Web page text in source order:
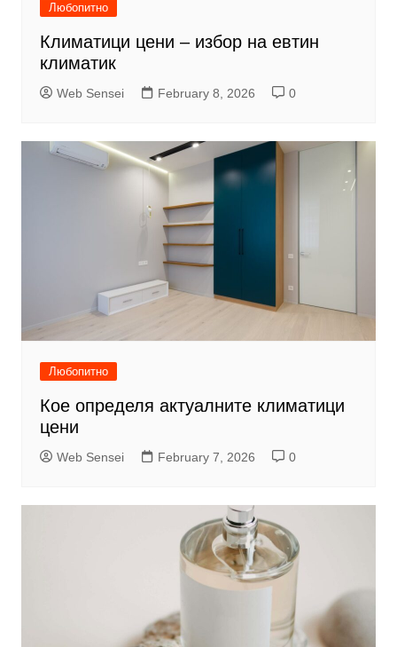
Любопитно
Климатици цени – избор на евтин
климатик
Web Sensei February 8, 2026 0
Любопитно
Кое определя актуалните климатици
цени
Web Sensei February 7, 2026 0